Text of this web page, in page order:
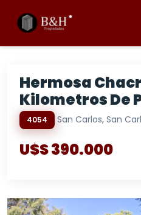
Hermosa
Kilometros De
4054 San Carlos, San
U$S 390.000